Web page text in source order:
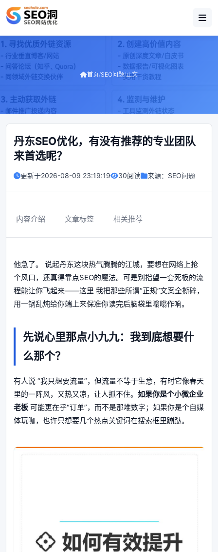
首页/SEO问题/正文
丹东SEO优化，有没有推荐的专业团队
来首选呢？
更新于2026-08-09 23:19:19 30阅读 来源： SEO问题
内容介绍 文章标签 相关推荐
他急了。 说起丹东这块热气腾腾的江城，要想在网络上抢
个风口，还真得靠点SEO的魔法。可是别指望一套死板的流
程能让你飞起来——这里 我把那些所谓“正规”文案全撕碎，
用一锅乱炖给你端上来保准你读完后脑袋里嗡嗡作响。
先说心里那点小九九：我到底想要什
么那个？
有人说 “我只想要流量”，但流量不等于生意，有时它像春天
里的一阵风，又热又凉，让人抓不住。 如果你是个小微企业
老板 可能更在乎“订单”，而不是那堆数字；如果你是个自媒
体玩咖，也许只想要几个热点关键词在搜索框里蹦跶。